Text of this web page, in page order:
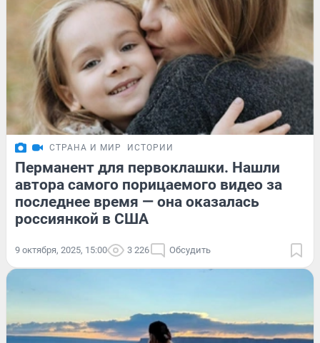
СТРАНА И МИР ИСТОРИИ
Перманент для первоклашки. Нашли
автора самого порицаемого видео за
последнее время — она оказалась
россиянкой в США
9 октября, 2025, 15:00 3 226 Обсудить